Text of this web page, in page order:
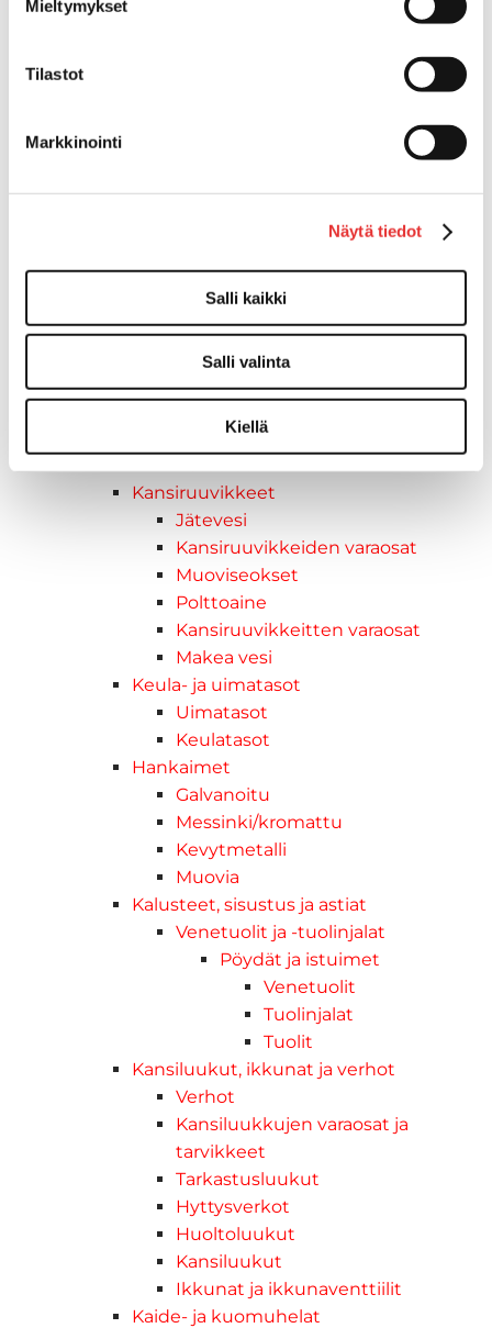
Mieltymykset
Tilastot
Markkinointi
Näytä tiedot
Salli kaikki
Salli valinta
Kiellä
Kuljetusramppien tarvikkeet
Liukukoneistot
Venetuolit
Veneen kiinnitys
Pollarit
Knaapit
Trailerikoukut
ruuvit
Kansiruuvikkeet
Jätevesi
Kansiruuvikkeiden varaosat
Muoviseokset
Polttoaine
Kansiruuvikkeitten varaosat
Makea vesi
Keula- ja uimatasot
Uimatasot
Keulatasot
Hankaimet
Galvanoitu
Messinki/kromattu
Kevytmetalli
Muovia
Kalusteet, sisustus ja astiat
Venetuolit ja -tuolinjalat
Pöydät ja istuimet
Venetuolit
Tuolinjalat
Tuolit
Kansiluukut, ikkunat ja verhot
Verhot
Kansiluukkujen varaosat ja
tarvikkeet
Tarkastusluukut
Hyttysverkot
Huoltoluukut
Kansiluukut
Ikkunat ja ikkunaventtiilit
Kaide- ja kuomuhelat